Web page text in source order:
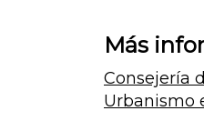
Más
Consejería
Urbanismo